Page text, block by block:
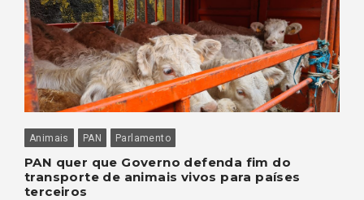
Animais PAN Parlamento
PAN quer que Governo defenda fim do
transporte de animais vivos para países
terceiros